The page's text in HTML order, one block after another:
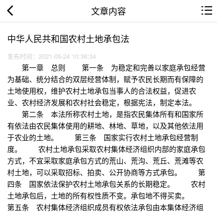
文章内容
中华人民共和国农村土地承包法
发布时间：2021-05-24 10:36:34
第一章 总则 第一条 为稳定和完善以家庭承包经营
为基础、统分结合的双层经营体制，赋予农民长期而有保障的
土地使用权，维护农村土地承包当事人的合法权益，促进农
业、农村经济发展和农村社会稳定，根据宪法，制定本法。
第二条 本法所称农村土地，是指农民集体所有和国家所
有依法由农民集体使用的耕地、林地、草地，以及其他依法用
于农业的土地。 第三条 国家实行农村土地承包经营制
度。 农村土地承包采取农村集体经济组织内部的家庭承包
方式，不宜采取家庭承包方式的荒山、荒沟、荒丘、荒滩等农
村土地，可以采取招标、拍卖、公开协商等方式承包。 第
四条 国家依法保护农村土地承包关系的长期稳定。 农村
土地承包后，土地的所有权性质不变。承包地不得买卖。
第五条 农村集体经济组织成员有权依法承包由本集体经济组